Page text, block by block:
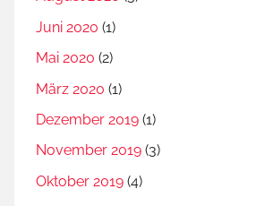
Juni 2020 (1)
Mai 2020 (2)
März 2020 (1)
Dezember 2019 (1)
November 2019 (3)
Oktober 2019 (4)